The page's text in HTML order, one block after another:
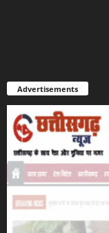
Advertisements